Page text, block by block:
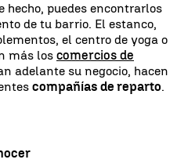
hecho, puedes encontrarlos
de tu barrio. El estanco,
el centro de yoga o
más los comercios de
adelante su negocio, hacen
compañías de reparto.